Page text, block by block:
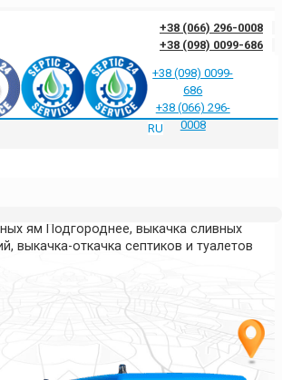
+38 (066) 296-0008
+38 (098) 0099-686
Ответы на частые вопросы Блог
Контакты
+38 (098) 0099-
686
+38 (066) 296-
0008
RU
ЯМ В ПОДГОРОДНОМ
ОБЛАСТЬ
ям Подгороднее, выкачка сливных
выкачка-откачка септиков и туалетов